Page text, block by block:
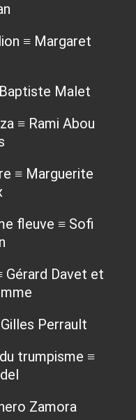
≡ Margaret
Malet
≡ Rami Abou
≡ Marguerite
fleuve ≡ Sofi
Gérard Davet et
Perrault
trumpisme ≡
Zamora